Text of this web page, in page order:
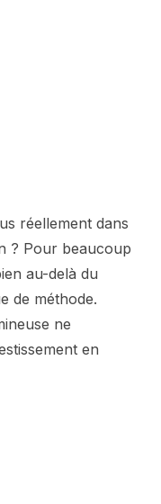
réellement dans
? Pour beaucoup
au-delà du
de méthode.
ne
en